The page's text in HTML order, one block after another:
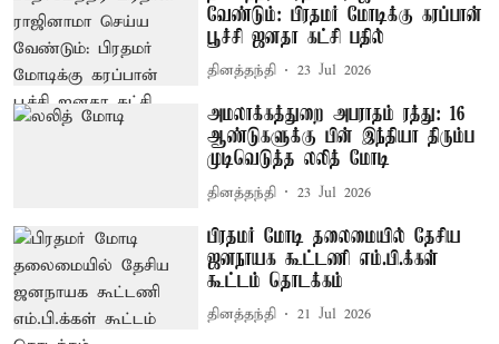
வேண்டும்: பிரதமர் மோடிக்கு கரப்பான்
பூச்சி ஜனதா கட்சி பதில்
தினத்தந்தி 23 Jul 2026
அமலாக்கத்துறை அபராதம் ரத்து: 16
ஆண்டுகளுக்கு பின் இந்தியா திரும்ப
முடிவெடுத்த லலித் மோடி
தினத்தந்தி 23 Jul 2026
பிரதமர் மோடி தலைமையில் தேசிய
ஜனநாயக கூட்டணி எம்.பி.க்கள்
கூட்டம் தொடக்கம்
தினத்தந்தி 21 Jul 2026